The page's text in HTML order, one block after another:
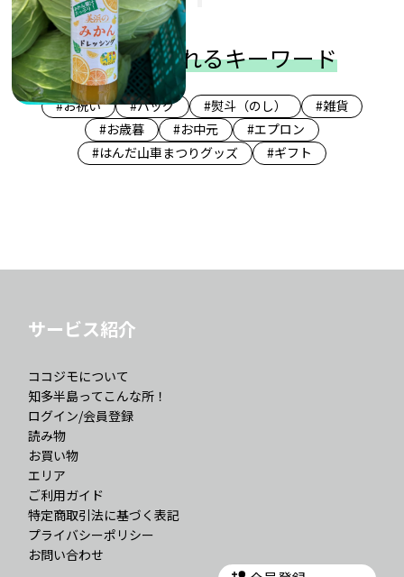
よく検索されるキーワード
#お祝い #バッグ #熨斗（のし）
#雑貨
#お歳暮
#お中元
#エプロン
#はんだ山車まつりグッズ
#ギフト
サービス紹介
ココジモについて
知多半島ってこんな所！
ログイン/会員登録
読み物
お買い物
エリア
ご利用ガイド
特定商取引法に基づく表記
プライバシーポリシー
お問い合わせ